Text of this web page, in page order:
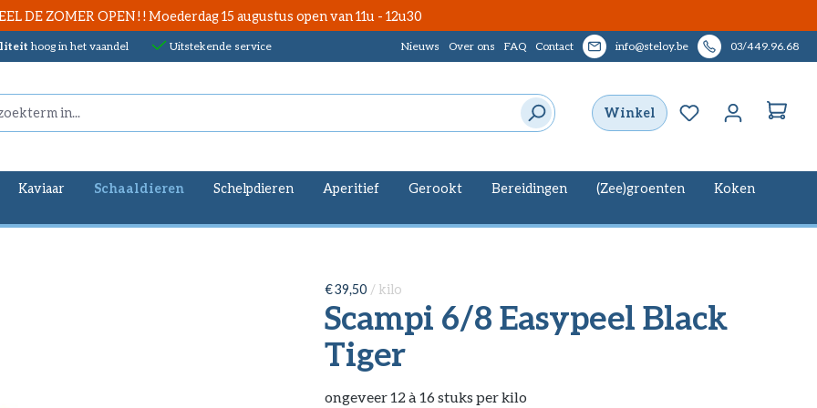
DE ZOMER OPEN ! ! Moederdag 15 augustus open van 11u - 12u30
hoog in het vaandel Uitstekende service 03/449.96.68
info@steloy.be
Nieuws Over ons FAQ Contact
Winkel Je hebt 0 items
Kaviaar Schaaldieren Schelpdieren Aperitief Gerookt Bereidingen (Zee)groenten
Koken
€ 39,50 / kilo
Scampi 6/8 Easypeel Black
Tiger
ongeveer 12 à 16 stuks per kilo